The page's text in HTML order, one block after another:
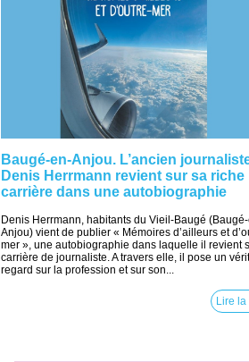
Baugé-en-Anjou. L’ancien
Denis Herrmann revient sur sa riche
carrière dans une autobiographie
Denis Herrmann, habitants du Vieil-Baugé
Anjou) vient de publier « Mémoires d’ailleurs et
mer », une autobiographie dans laquelle il revient
carrière de journaliste. A travers elle, il pose un
regard sur la profession et sur son...
Lire la